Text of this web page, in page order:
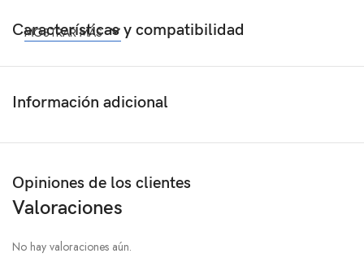
Características y compatibilidad
MOSTRAR MÁS
Información adicional
Opiniones de los clientes
Valoraciones
No hay valoraciones aún.